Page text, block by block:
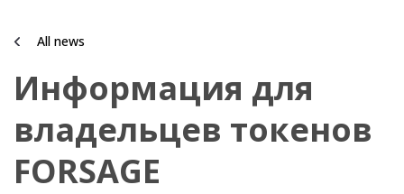
All news
Информация для
владельцев токенов
FORSAGE